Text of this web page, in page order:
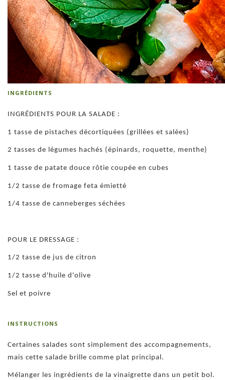
INGRÉDIENTS
INGRÉDIENTS POUR LA SALADE :
1 tasse de pistaches décortiquées (grillées et salées)
2 tasses de légumes hachés (épinards, roquette, menthe)
1 tasse de patate douce rôtie coupée en cubes
1/2 tasse de fromage feta émietté
1/4 tasse de canneberges séchées
POUR LE DRESSAGE :
1/2 tasse de jus de citron
1/2 tasse d'huile d'olive
Sel et poivre
INSTRUCTIONS
Certaines salades sont simplement des accompagnements,
mais cette salade brille comme plat principal.
Mélanger les ingrédients de la vinaigrette dans un petit bol.